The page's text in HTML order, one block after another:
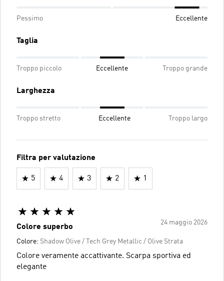
Pessimo Eccellente
Taglia
Troppo piccolo Eccellente Troppo grande
Larghezza
Troppo stretto Eccellente Troppo largo
Filtra per valutazione
5 4 3 2 1
24 maggio 2026
Colore superbo
Colore: Shadow Olive / Tech Grey Metallic / Olive Strata
Colore veramente accattivante. Scarpa sportiva ed
elegante